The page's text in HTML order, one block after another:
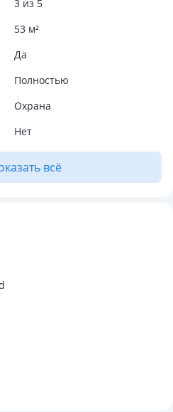
3 из 5
53 м²
Да
Полностью
Охрана
Нет
всё